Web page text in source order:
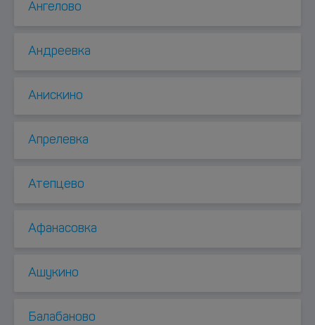
Ангелово
Андреевка
Анискино
Апрелевка
Атепцево
Афанасовка
Ашукино
Балабаново